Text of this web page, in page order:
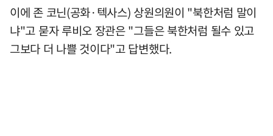
이에 존 코닌(공화·텍사스) 상원의원이 "북한처럼 말이
냐"고 묻자 루비오 장관은 "그들은 북한처럼 될수 있고
그보다 더 나쁠 것이다"고 답변했다.